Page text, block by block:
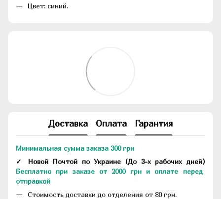
Цвет: синий.
Доставка Оплата Гарантия
Минимальная сумма заказа 300 грн
✓ Новой Почтой по Украине (До 3-х рабочих дней)
Бесплатно при заказе от 2000 грн и оплате перед
отправкой
Стоимость доставки до отделения от 80 грн.